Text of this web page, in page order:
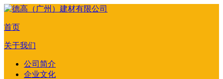
首页
关于我们
公司简介
企业文化